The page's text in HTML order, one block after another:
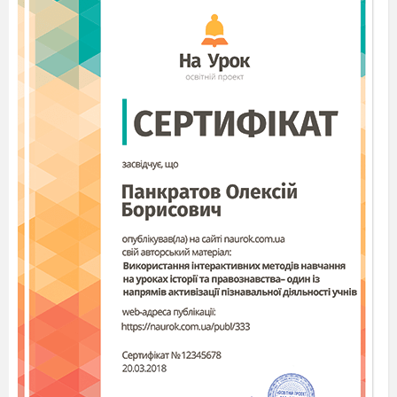
Завдання етапу
забезпечення мотивації і прийняття
учнями
уроку, актуалізація
опорних знань і умінь,
и роботи: фронтальна, групова.
Метод:
продуктивни й.
Діяльність вчителя Діяльність
1.Оргмомент,
привітання
Учні
вчителя.
2. Просить прочитати
цитату на
дошці:“The
appetite
comes
with
Виражають згоду/
незгоду з висловом.
Формулюють тему і
мету уроку.
3. Підготовка дітей до
наступного етапу. Гра
Грають,
висловлюють